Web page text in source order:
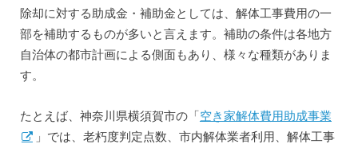
除却に対する助成金・補助金としては、解体工事費用の一
部を補助するものが多いと言えます。補助の条件は各地方
自治体の都市計画による側面もあり、様々な種類がありま
す。
たとえば、神奈川県横須賀市の「空き家解体費用助成事業
」では、老朽度判定点数、市内解体業者利用、解体工事